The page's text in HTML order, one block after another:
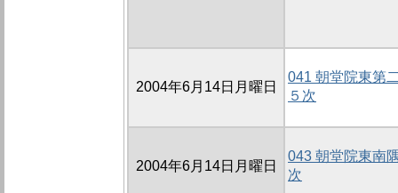
2004年6月14日月曜日
041 朝堂院東第
５次
2004年6月14日月曜日
043 朝堂院東南
次